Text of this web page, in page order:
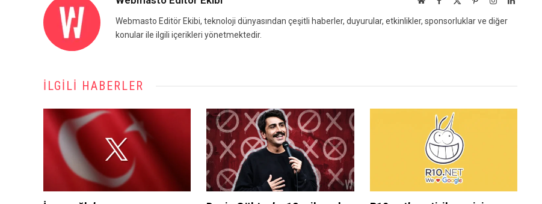
Webmasto Editör Ekibi, teknoloji dünyasından çeşitli haberler, duyurular, etkinlikler, sponsorluklar ve diğer
konular ile ilgili içerikleri yönetmektedir.
İLGILI HABERLER